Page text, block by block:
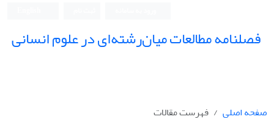
فصلنامه مطالعات میان‌رشته‌ای در علوم انسانی
صفحه اصلی
فهرست مقالات